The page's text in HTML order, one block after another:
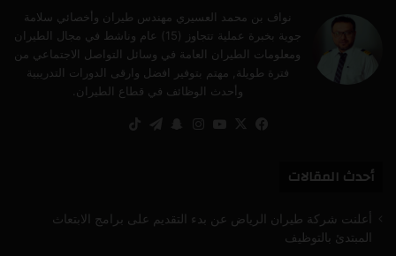
نواف بن محمد العسيري مهندس طيران وأخصائي سلامة
جوية بخبرة عملية تتجاوز (15) عام وناشط في مجال الطيران
ومعلومات الطيران العامة في وسائل التواصل الاجتماعي من
فترة طويلة, مهتم بتوفير افضل وارقى الدورات التدريبية
وأحدث الوظائف في قطاع الطيران.
فيسبوك
‫X
‫YouTube
انستقرام
سنابتيلقرام
أحدث المقالات
أعلنت شركة طيران الرياض عن بدء التقديم على برامج الابتعاث
المبتدئ بالتوظيف